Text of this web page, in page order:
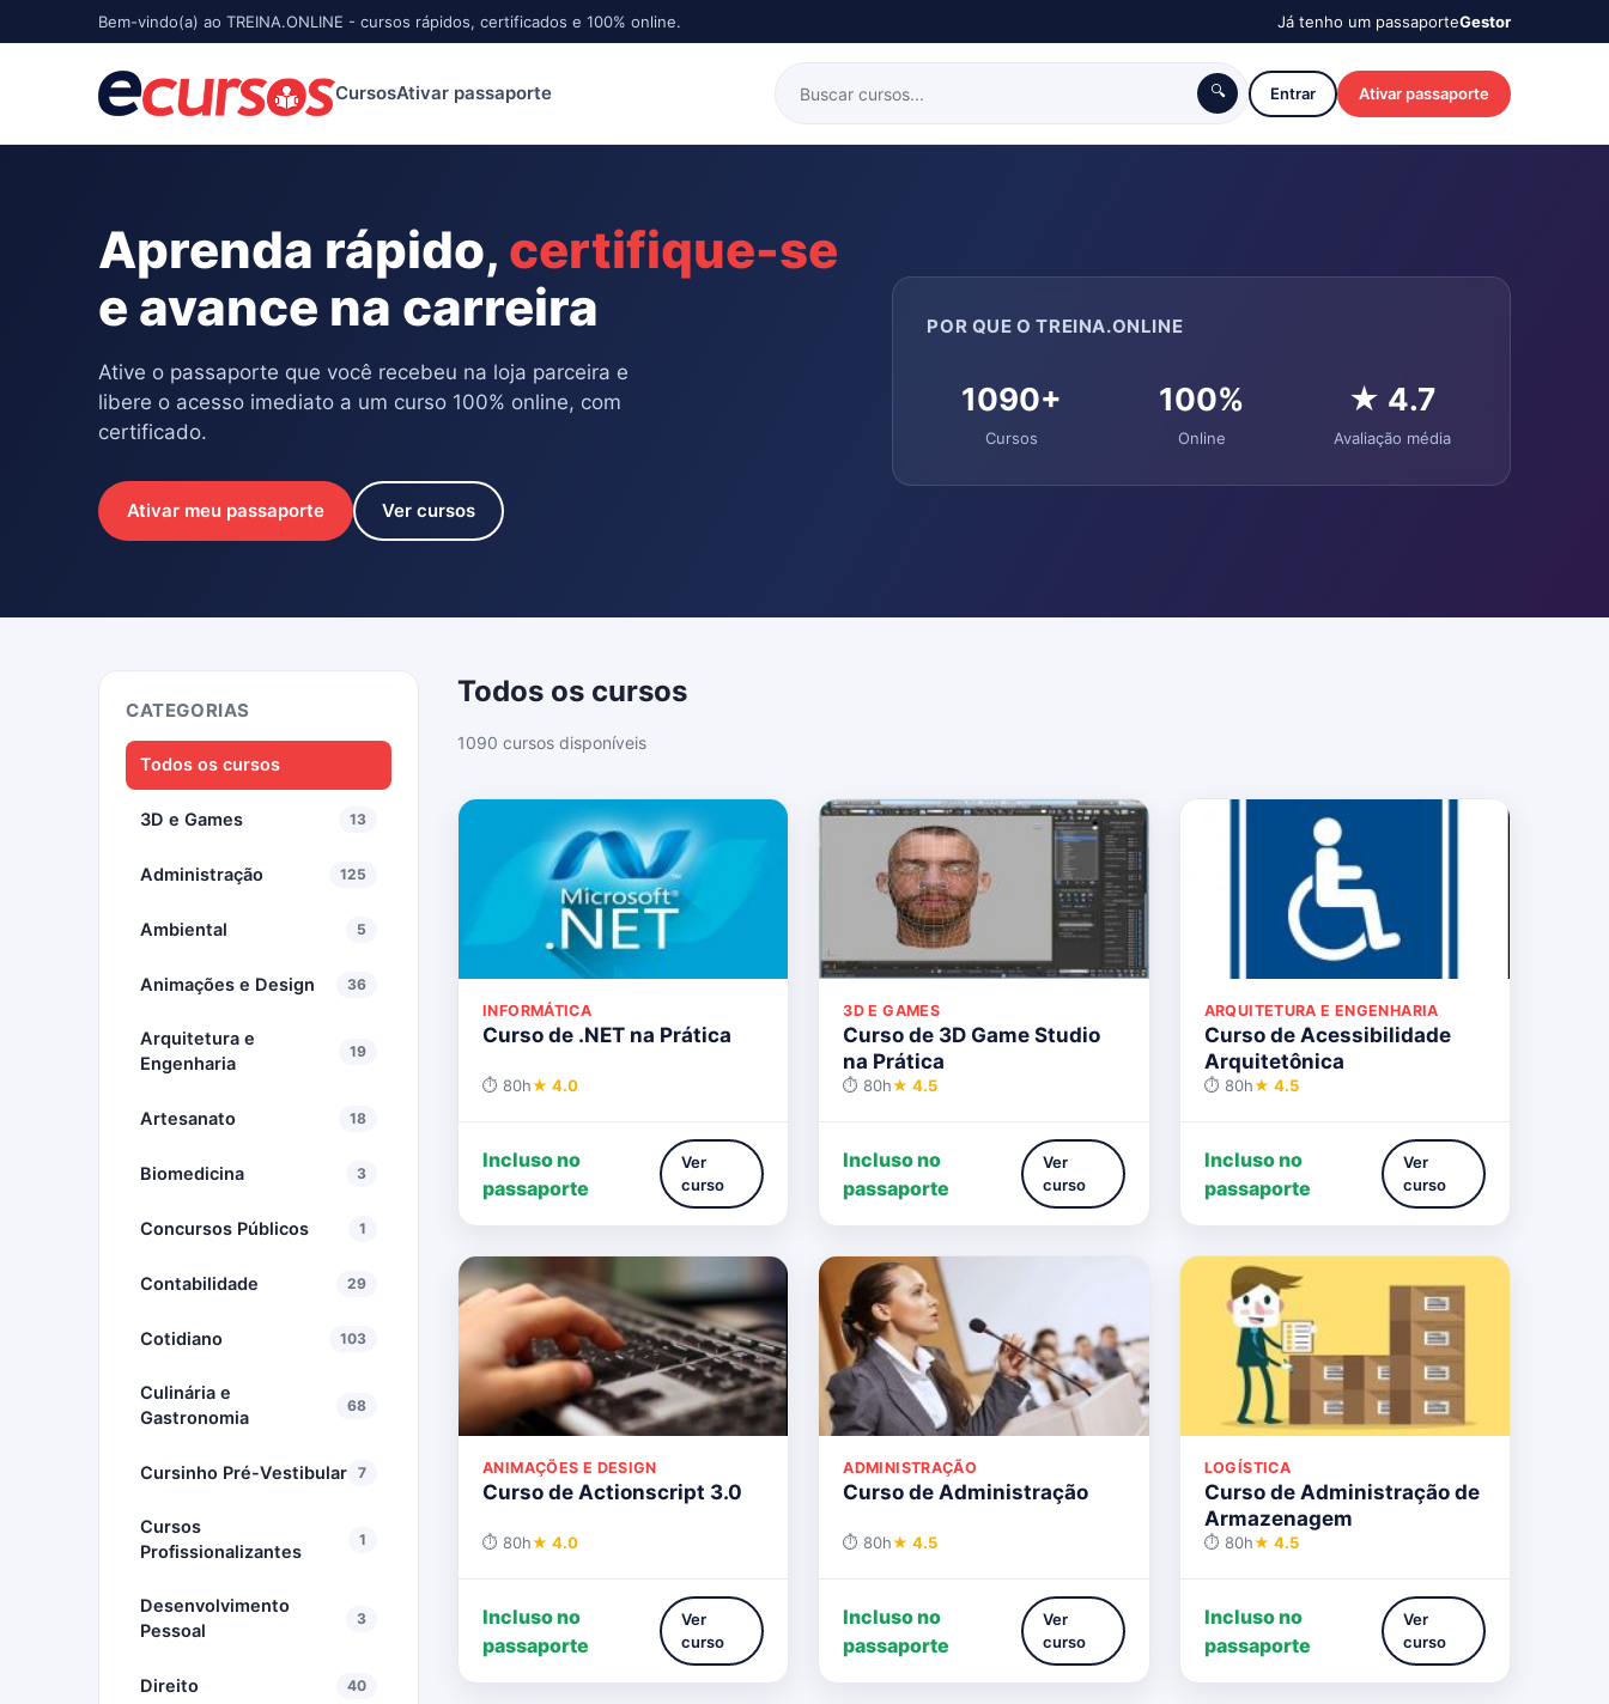
Bem-vindo(a) ao TREINA.ONLINE - cursos rápidos, certificados e 100% online. Já tenho um passaporteGestor
CursosAtivar passaporte 🔍 Entrar Ativar passaporte
Aprenda rápido, certifique-se
e avance na carreira
Ative o passaporte que você recebeu na loja parceira e
libere o acesso imediato a um curso 100% online, com
certificado.
Ativar meu passaporte Ver cursos
POR QUE O TREINA.ONLINE
1090+
Cursos
100%
Online
★ 4.7
Avaliação média
CATEGORIAS
Todos os cursos
3D e Games 13
Administração 125
Ambiental 5
Animações e Design 36
Arquitetura e
Engenharia
19
Artesanato 18
Biomedicina 3
Concursos Públicos 1
Contabilidade 29
Cotidiano 103
Culinária e
Gastronomia
68
Cursinho Pré-Vestibular 7
Cursos
Profissionalizantes
1
Desenvolvimento
Pessoal
3
Direito 40
Todos os cursos
1090 cursos disponíveis
INFORMÁTICA
Curso de .NET na Prática
⏱ 80h★ 4.0
Incluso no
passaporte
Ver
curso
3D E GAMES
Curso de 3D Game Studio
na Prática
⏱ 80h★ 4.5
Incluso no
passaporte
Ver
curso
ARQUITETURA E ENGENHARIA
Curso de Acessibilidade
Arquitetônica
⏱ 80h★ 4.5
Incluso no
passaporte
Ver
curso
ANIMAÇÕES E DESIGN
Curso de Actionscript 3.0
⏱ 80h★ 4.0
Incluso no
passaporte
Ver
curso
ADMINISTRAÇÃO
Curso de Administração
⏱ 80h★ 4.5
Incluso no
passaporte
Ver
curso
LOGÍSTICA
Curso de Administração de
Armazenagem
⏱ 80h★ 4.5
Incluso no
passaporte
Ver
curso